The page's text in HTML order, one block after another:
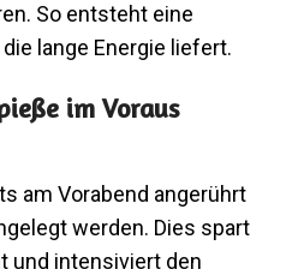
So entsteht eine
lange Energie liefert.
im Voraus
am Vorabend angerührt
werden. Dies spart
und intensiviert den